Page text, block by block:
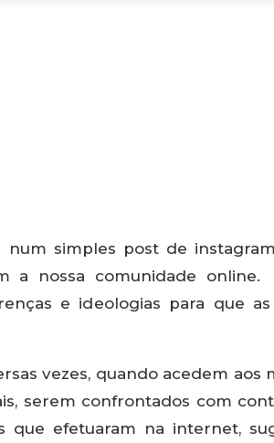
simples post de
a nossa comunidade
e ideologias para que as
vezes, quando acedem aos
serem confrontados com
que efetuaram na internet,